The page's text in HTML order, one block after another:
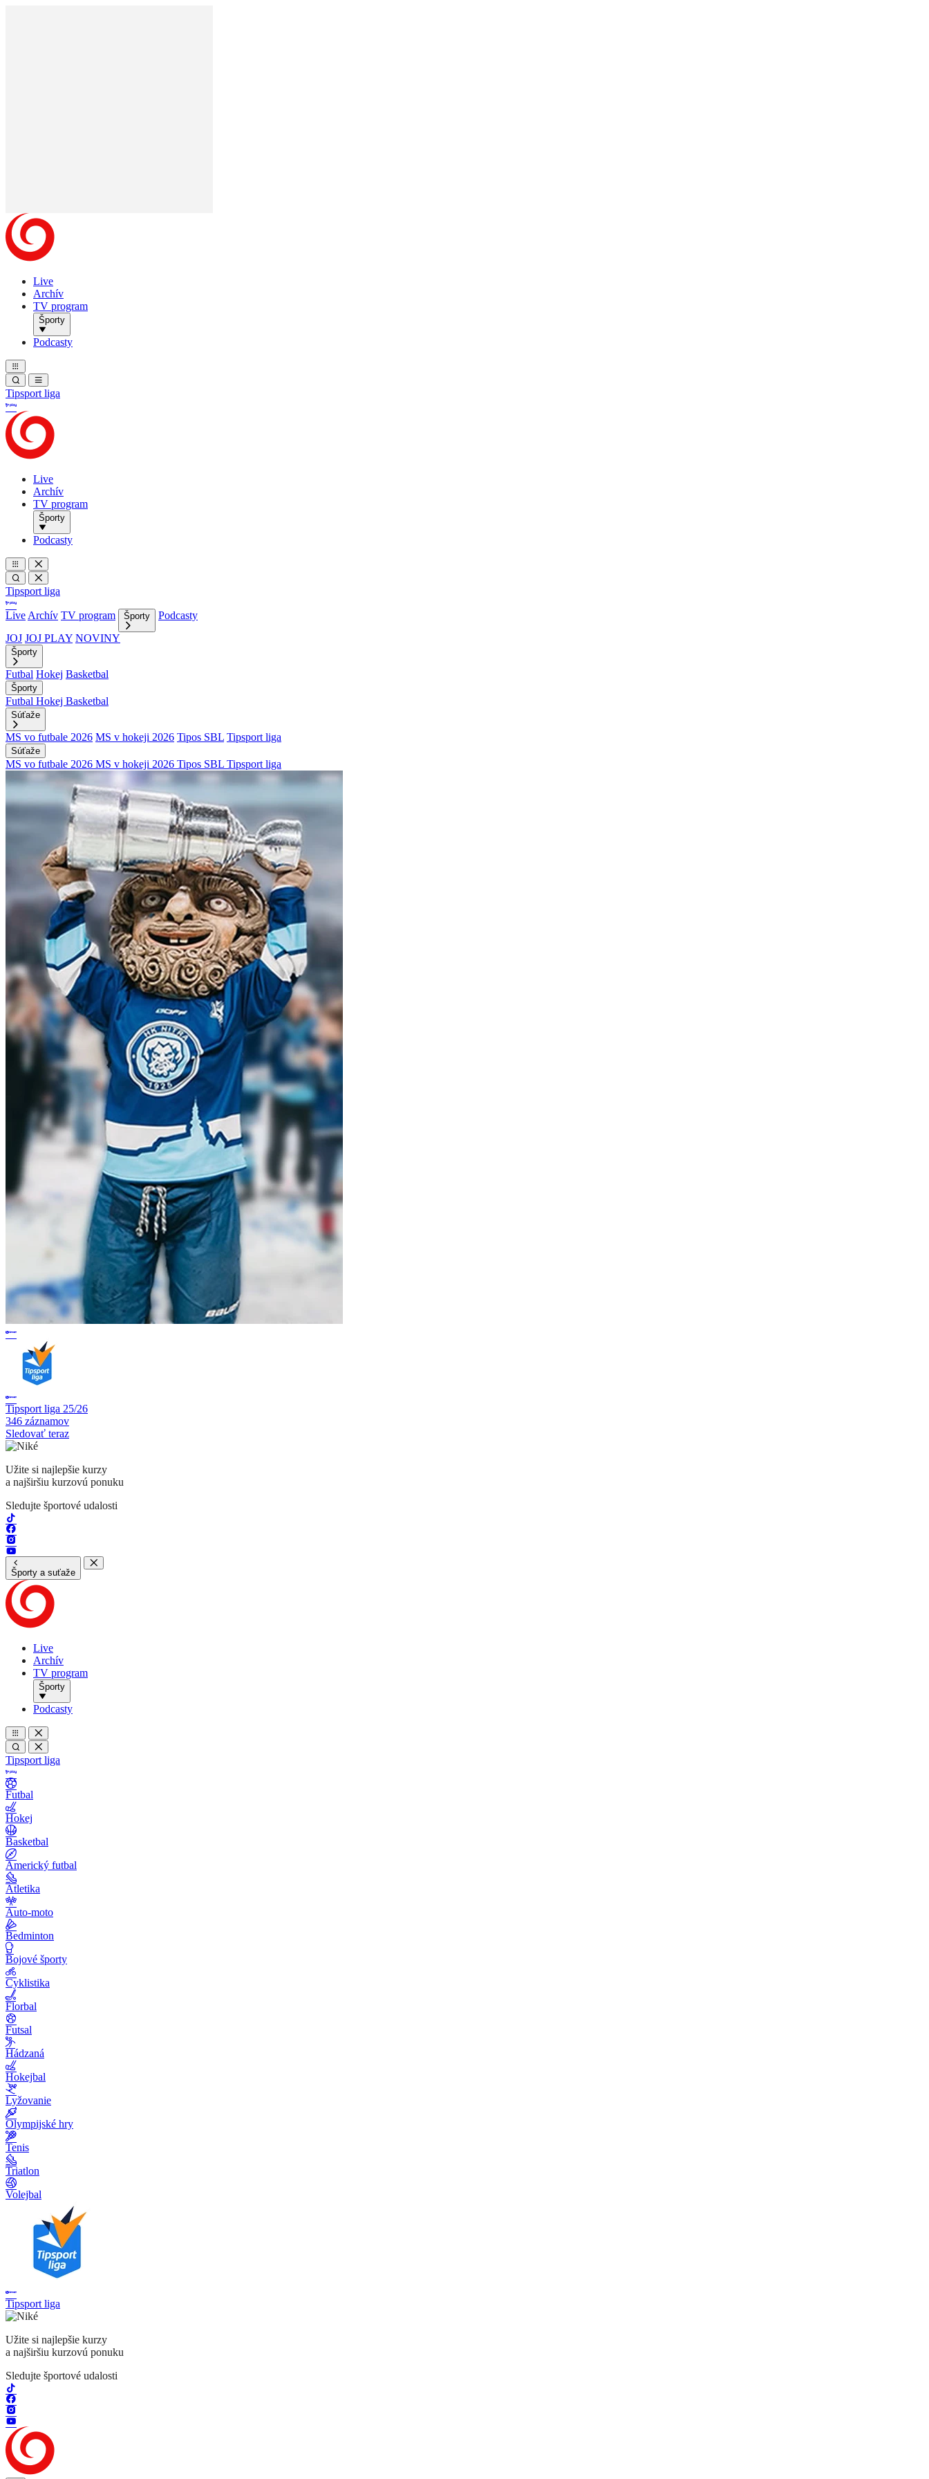
Live
Archív
TV program
Športy
Podcasty
Tipsport liga
Live
Archív
TV program
Športy
Podcasty
Tipsport liga
Live Archív TV program Športy
Podcasty
JOJ JOJ PLAY NOVINY
Športy
Futbal Hokej Basketbal
Športy
Futbal Hokej Basketbal
Súťaže
MS vo futbale 2026 MS v hokeji 2026 Tipos SBL Tipsport liga
Súťaže
MS vo futbale 2026 MS v hokeji 2026 Tipos SBL Tipsport liga
Tipsport liga 25/26
346 záznamov
Sledovať teraz
Užite si najlepšie kurzy
a najširšiu kurzovú ponuku
Sledujte športové udalosti
Športy a suťaže
Live
Archív
TV program
Športy
Podcasty
Tipsport liga
Futbal
Hokej
Basketbal
Americký futbal
Atletika
Auto-moto
Bedminton
Bojové športy
Cyklistika
Florbal
Futsal
Hádzaná
Hokejbal
Lyžovanie
Olympijské hry
Tenis
Triatlon
Volejbal
Tipsport liga
Užite si najlepšie kurzy
a najširšiu kurzovú ponuku
Sledujte športové udalosti